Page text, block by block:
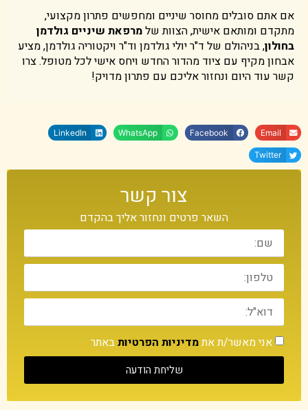
אם אתם סובלים מחוסר שיניים ומחפשים פתרון מקצועי,
מתקדם ומותאם אישית, הצוות שלמרפאת שיניים גולדמן
בחולון, בניהולם של ד"ר יולי גולדמן וד"ר ויקטוריה גולדמן, מציע
אבחון מקיף עם ציוד מהדור החדש ויחס אישי לכל מטופל. צרו
קשר עוד היום ונחזור אליכם עם פתרון מדויק!
Email
Facebook
WhatsApp
LinkedIn
Twitter
צור קשר
השאר פרטים ונחזור אליך בהקדם
אני מאשר/ת אתמדיניות הפרטיותבאתר
שליחת הודעה